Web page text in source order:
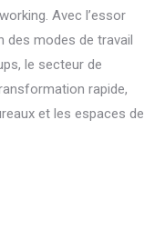
Avec l’essor
des modes de travail
le secteur de
rapide,
et les espaces de